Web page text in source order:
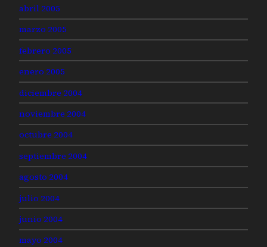
abril 2005
marzo 2005
febrero 2005
enero 2005
diciembre 2004
noviembre 2004
octubre 2004
septiembre 2004
agosto 2004
julio 2004
junio 2004
mayo 2004